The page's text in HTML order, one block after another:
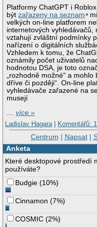
Platformy ChatGPT i
býtzařazeny na seznam
velkých on-line platforem
internetových vyhledávačů,
vztahují zvláštní podmínky
nařízení o digitálních
Vzhledem k tomu, že
oznámily počet uživatelů
hodnotou DSA, je toto
„rozhodně možné“ a mohlo
dříve či později“. On-line
vyhledávače zařazené na
musejí
…více »
Ladislav Hagara | Komentářů:
Centrum | Napsat|
Anketa
Které desktopové prostředí
používáte?
Budgie (10%)
Cinnamon (7%)
COSMIC (2%)